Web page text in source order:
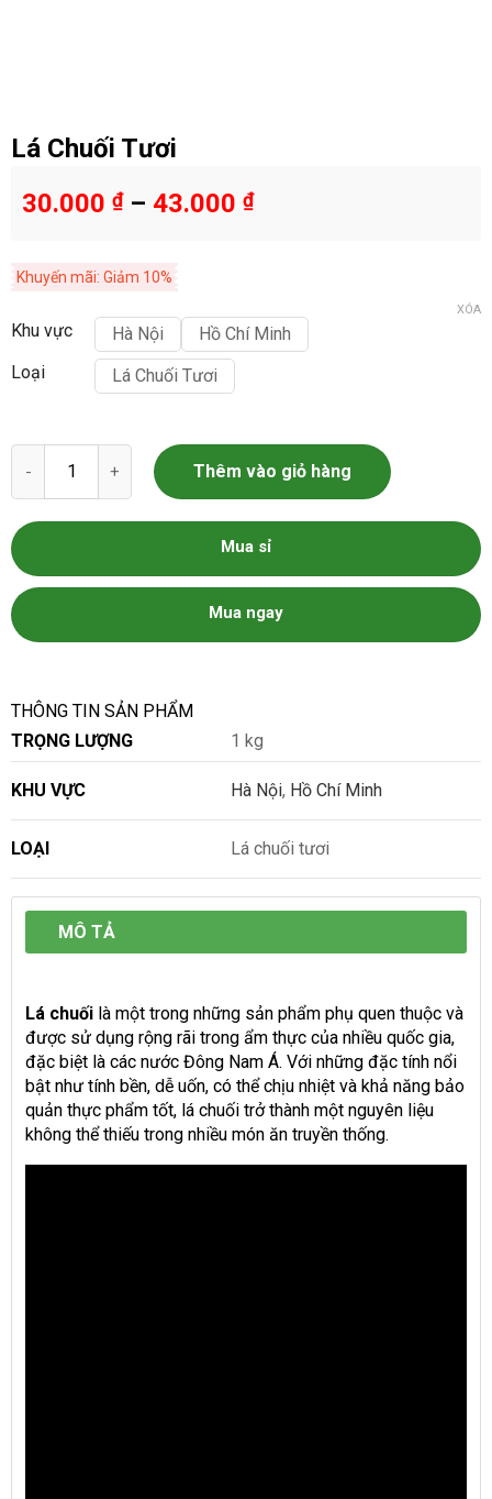
Lá Chuối Tươi
30.000 ₫– 43.000 ₫
Khuyến mãi: Giảm 10%
Khu vực Hà Nội
Hồ Chí Minh
Loại
Lá Chuối Tươi
XÓA
Lá Chuối Tươi số lượng
Thêm vào giỏ hàng
Mua sỉ
Mua ngay
THÔNG TIN SẢN PHẨM
TRỌNG LƯỢNG
1 kg
KHU VỰC Hà Nội, Hồ Chí Minh
LOẠI Lá chuối tươi
MÔ TẢ
Lá chuối là một trong những sản phẩm phụ quen thuộc và
được sử dụng rộng rãi trong ẩm thực của nhiều quốc gia,
đặc biệt là các nước Đông Nam Á. Với những đặc tính nổi
bật như tính bền, dễ uốn, có thể chịu nhiệt và khả năng bảo
quản thực phẩm tốt, lá chuối trở thành một nguyên liệu
không thể thiếu trong nhiều món ăn truyền thống.